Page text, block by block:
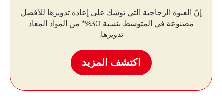
إنّ العبوة الزجاجية التي توشك على إعادة تدويرها للأفضل
مصنوعة في المتوسط ​​بنسبة 30%* من المواد المعاد
تدويرها.
اكتشف المزيد